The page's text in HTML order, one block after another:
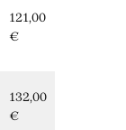
121,00
€
132,00
€